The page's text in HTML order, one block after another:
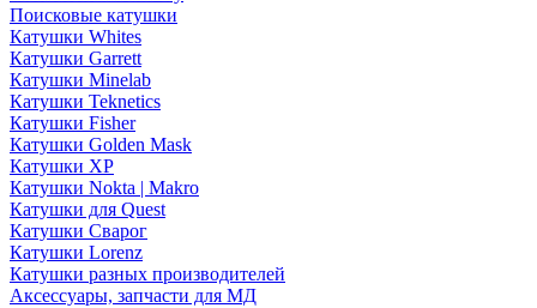
Поисковые катушки
Катушки Whites
Катушки Garrett
Катушки Minelab
Катушки Teknetics
Катушки Fisher
Катушки Golden Mask
Катушки XP
Катушки Nokta | Makro
Катушки для Quest
Катушки Сварог
Катушки Lorenz
Катушки разных производителей
Аксессуары, запчасти для МД